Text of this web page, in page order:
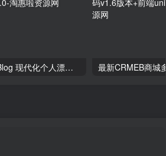
ModStartBlog 现代化个人漂亮博客系统 v5.2.0